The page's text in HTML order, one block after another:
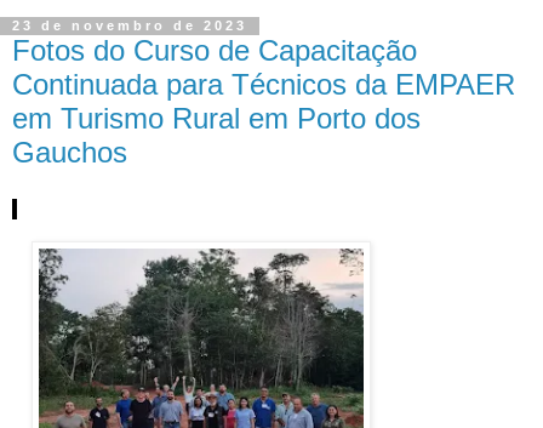
23 de novembro de 2023
Fotos do Curso de Capacitação
Continuada para Técnicos da EMPAER
em Turismo Rural em Porto dos
Gauchos